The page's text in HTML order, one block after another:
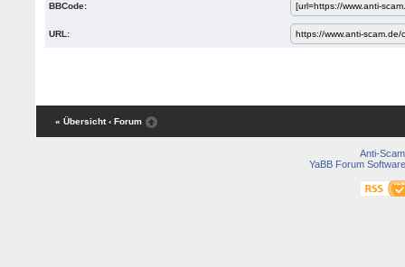
BBCode:
URL:
« Übersicht ‹ Forum
Anti-Scam
YaBB Forum Software